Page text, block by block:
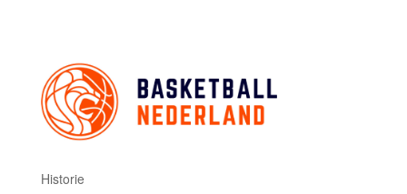
Historie